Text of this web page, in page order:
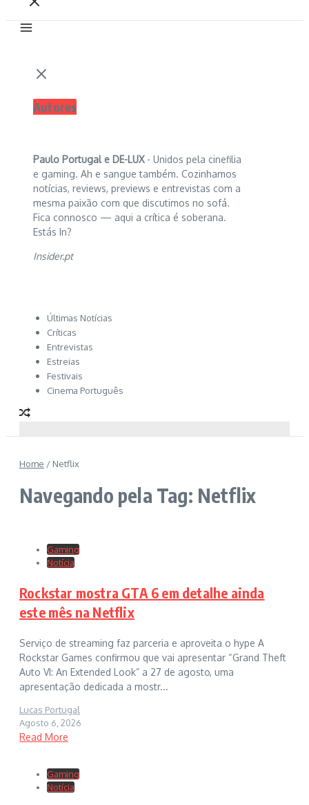
Autores
Paulo Portugal e DE-LUX - Unidos pela cinefilia
e gaming. Ah e sangue também. Cozinhamos
notícias, reviews, previews e entrevistas com a
mesma paixão com que discutimos no sofá.
Fica connosco — aqui a crítica é soberana.
Estás In?
Insider.pt
Últimas Notícias
Críticas
Entrevistas
Estreias
Festivais
Cinema Português
Home / Netflix
Navegando pela Tag: Netflix
Gaming
Notícia
Rockstar mostra GTA 6 em detalhe ainda
este mês na Netflix
Serviço de streaming faz parceria e aproveita o hype A
Rockstar Games confirmou que vai apresentar “Grand Theft
Auto VI: An Extended Look” a 27 de agosto, uma
apresentação dedicada a mostr...
Lucas Portugal
Agosto 6, 2026
Read More
Gaming
Notícia